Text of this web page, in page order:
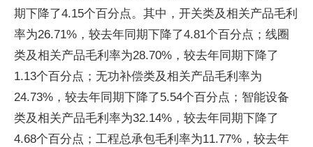
期下降了4.15个百分点。其中，开关类及相关产品毛利
率为26.71%，较去年同期下降了4.81个百分点；线圈
类及相关产品毛利率为28.70%，较去年同期下降了
1.13个百分点；无功补偿类及相关产品毛利率为
24.73%，较去年同期下降了5.54个百分点；智能设备
类及相关产品毛利率为32.14%，较去年同期下降了
4.68个百分点；工程总承包毛利率为11.77%，较去年